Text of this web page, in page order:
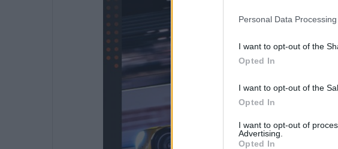
Personal Data
I want to opt-out of the
Opted In
I want to opt-out of the
Opted In
I want to opt-out of
Advertising.
Opted In